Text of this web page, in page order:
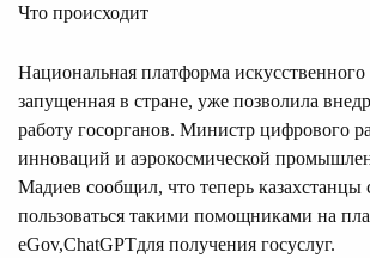
Что происходит
Национальная платформа искусственного
запущенная в стране, уже позволила
работу госорганов. Министр цифрового
инноваций и аэрокосмической
Мадиев сообщил, что теперь казахстанцы
пользоваться такими помощниками на
eGov,ChatGPTдля получения госуслуг.